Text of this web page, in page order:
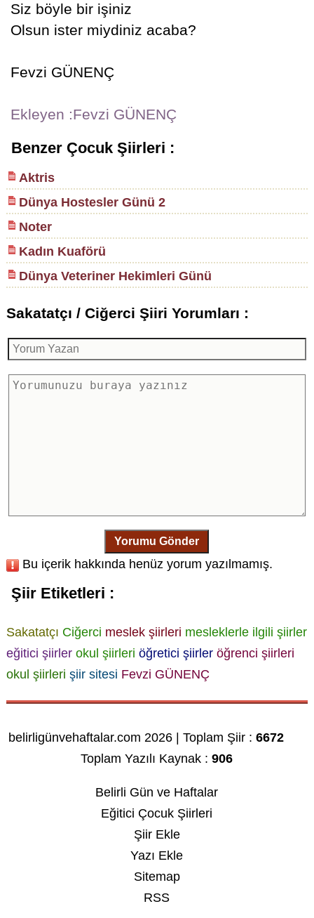
Siz böyle bir işiniz
Olsun ister miydiniz acaba?
Fevzi GÜNENÇ
Ekleyen :Fevzi GÜNENÇ
Benzer Çocuk Şiirleri :
Aktris
Dünya Hostesler Günü 2
Noter
Kadın Kuaförü
Dünya Veteriner Hekimleri Günü
Sakatatçı / Ciğerci Şiiri Yorumları :
Yorumu Gönder
Bu içerik hakkında henüz yorum yazılmamış.
Şiir Etiketleri :
Sakatatçı Ciğerci meslek şiirleri mesleklerle ilgili şiirler
eğitici şiirler okul şiirleri öğretici şiirler öğrenci şiirleri
okul şiirleri şiir sitesi Fevzi GÜNENÇ
belirligünvehaftalar.com 2026 | Toplam Şiir :6672
Toplam Yazılı Kaynak :906
Belirli Gün ve Haftalar
Eğitici Çocuk Şiirleri
Şiir Ekle
Yazı Ekle
Sitemap
RSS